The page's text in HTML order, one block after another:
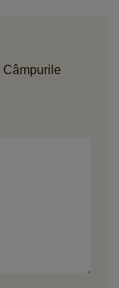
Câmpurile